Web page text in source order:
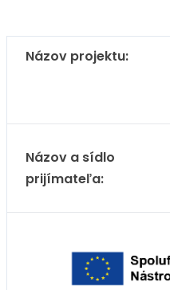
Názov projektu:
Názov a sídlo
prijímateľa: